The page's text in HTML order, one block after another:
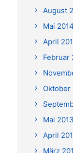
August
Mai 2014
April
Februar
Oktober
Mai 2013
April
März